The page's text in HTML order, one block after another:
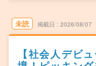
未読 掲載日 2026/08/07
【社会人デビ